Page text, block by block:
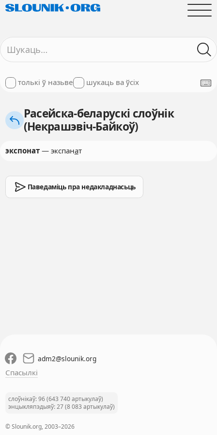
толькі ў назьве шукаць ва ўсіх
Расейска-беларускі слоўнік
(Некрашэвіч-Байкоў)
экспонат— экспанат
Паведаміць пра недакладнасьць
adm2@slounik.org
Спасылкі
слоўнікаў: 96 (643 740 артыкулаў)
энцыкляпэдыяў: 27 (8 083 артыкулаў)
© Slounik.org, 2003–2026